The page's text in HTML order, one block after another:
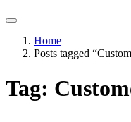
Home
Posts tagged
Tag: